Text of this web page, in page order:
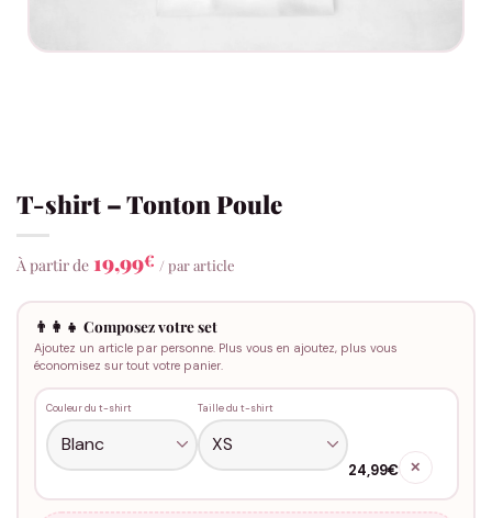
T-shirt – Tonton Poule
À partir de 19,99€ / par article
👨‍👩‍👧 Composez votre set
Ajoutez un article par personne. Plus vous en ajoutez, plus vous
économisez sur tout votre panier.
Couleur du t-shirt Taille du t-shirt
24,99€ ✕